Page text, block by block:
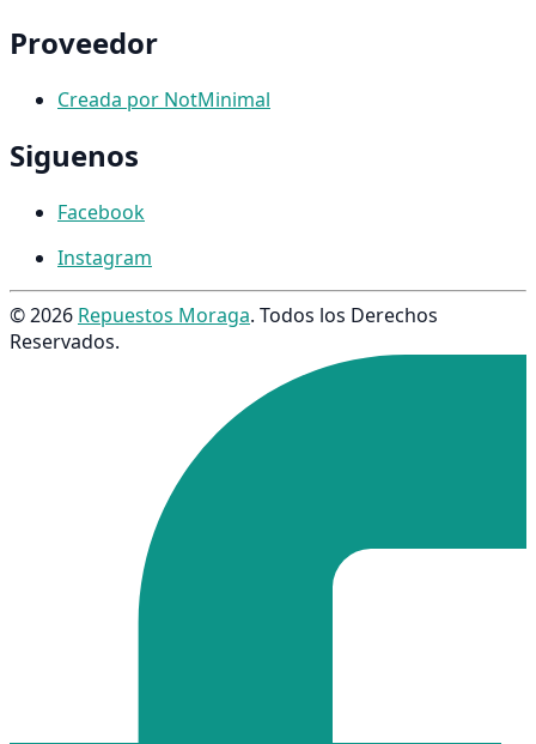
Proveedor
Creada por NotMinimal
Siguenos
Facebook
Instagram
© 2026 Repuestos Moraga. Todos los Derechos
Reservados.